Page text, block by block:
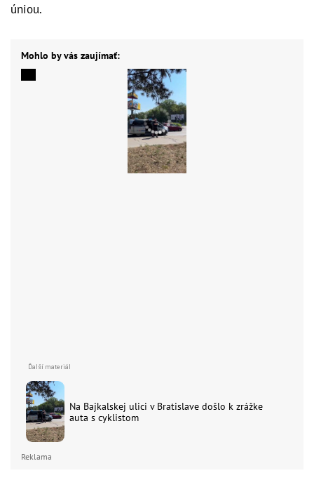
úniou.
Mohlo by vás zaujímať:
Na Bajkalskej ulici v Bratislave došlo k zrážke
auta s cyklistom
Reklama